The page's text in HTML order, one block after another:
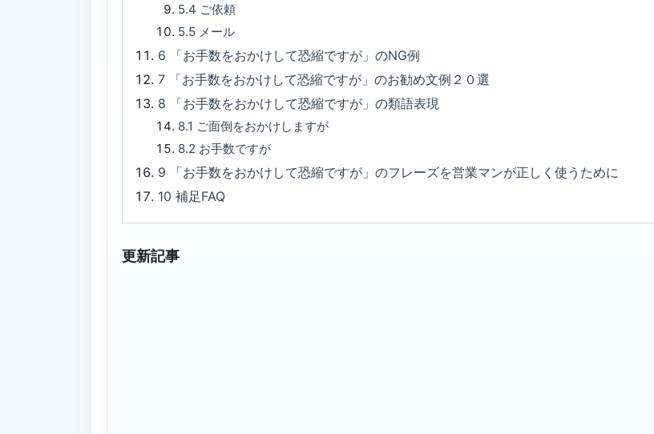
5.4 ご依頼
5.5 メール
6
「お手数をおかけして恐縮ですが」のNG例
7
「お手数をおかけして恐縮ですが」のお勧め文例２０選
8
「お手数をおかけして恐縮ですが」の類語表現
8.1 ご面倒をおかけしますが
8.2 お手数ですが
9
「お手数をおかけして恐縮ですが」のフレーズを営業マンが正しく使うために
10補足FAQ
更新記事